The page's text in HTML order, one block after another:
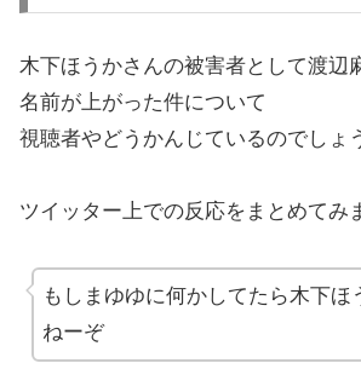
木下ほうかさんの被害者として渡辺
名前が上がった件について
視聴者やどうかんじているのでしょ
ツイッター上での反応をまとめてみ
もしまゆゆに何かしてたら木下ほ
ねーぞ